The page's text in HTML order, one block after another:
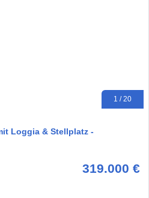
1 / 20
Loggia & Stellplatz -
319.000 €